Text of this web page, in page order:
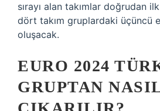
sırayı alan takımlar doğrudan
dört takım gruplardaki üçüncü
oluşacak.
EURO 2024
GRUPTAN